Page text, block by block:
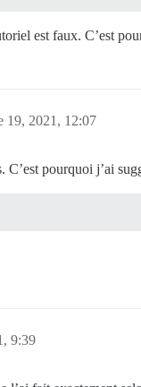
est faux. C’est
19, 2021, 12:07
C’est pourquoi j’ai
9:39